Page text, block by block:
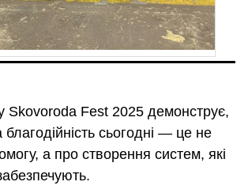
у Skovoroda Fest 2025 демонструє,
сьогодні — це не
а про створення систем, які